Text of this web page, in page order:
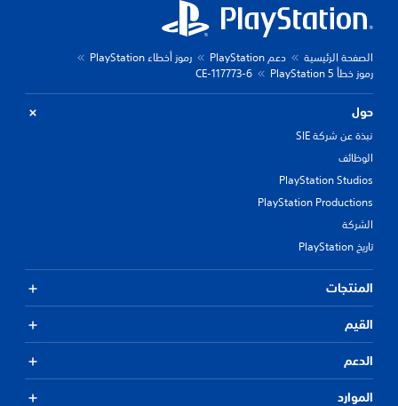
الصفحة الرئيسية دعم PlayStation
رموز أخطاء PlayStation
رموز خطأ PlayStation 5
CE-117773-6
حول
نبذة عن شركة SIE
الوظائف
PlayStation Studios
PlayStation Productions
الشركة
تاريخ PlayStation
المنتجات
القيم
الدعم
الموارد